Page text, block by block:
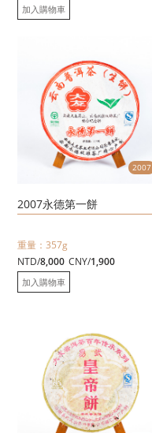
摘，石模壓製，依徇古法壓製
加入購物車
2007
2007永德第一餅
重量：357g
NTD/8,000 CNY/1,900
加入購物車